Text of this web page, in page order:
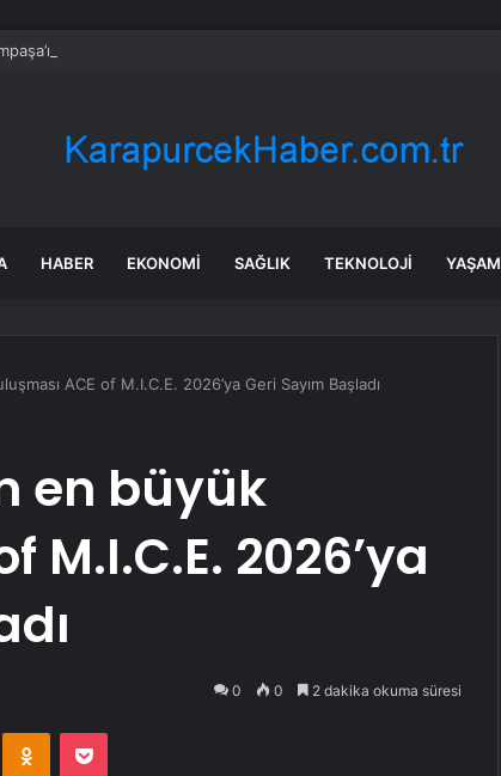
geleceği ada bazlı dönüşümle şekilleniyor
HABER EKONOMI SAĞLIK TEKNOLOJI YAŞAM
ACE of M.I.C.E. 2026’ya Geri Sayım Başladı
en büyük
M.I.C.E. 2026’ya
0 0 2 dakika okuma süresi
Odnoklassniki
Pocket